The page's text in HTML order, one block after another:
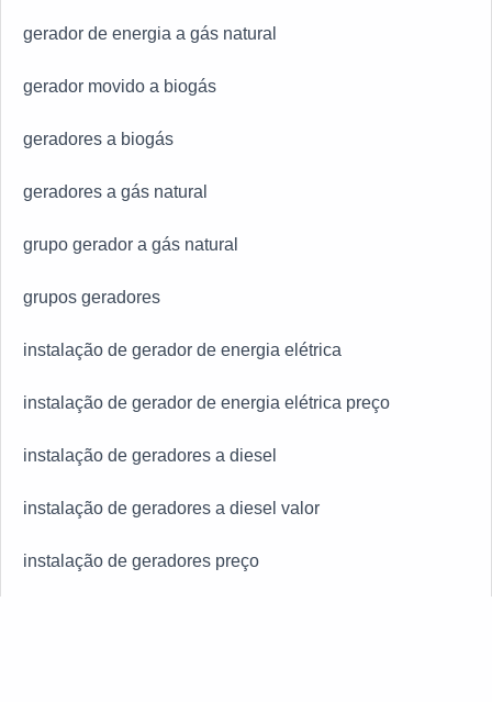
gerador de energia a gás natural
gerador movido a biogás
geradores a biogás
geradores a gás natural
grupo gerador a gás natural
grupos geradores
instalação de gerador de energia elétrica
instalação de gerador de energia elétrica preço
instalação de geradores a diesel
instalação de geradores a diesel valor
instalação de geradores preço